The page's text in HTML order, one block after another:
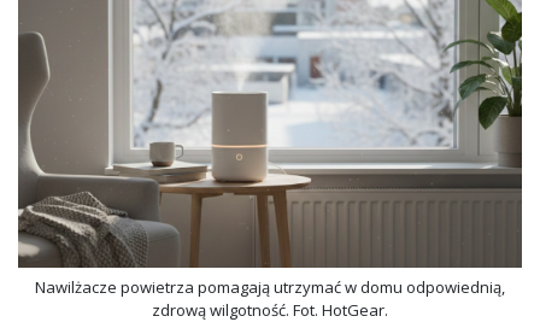
Nawilżacze powietrza pomagają utrzymać w domu odpowiednią,
zdrową wilgotność. Fot. HotGear.